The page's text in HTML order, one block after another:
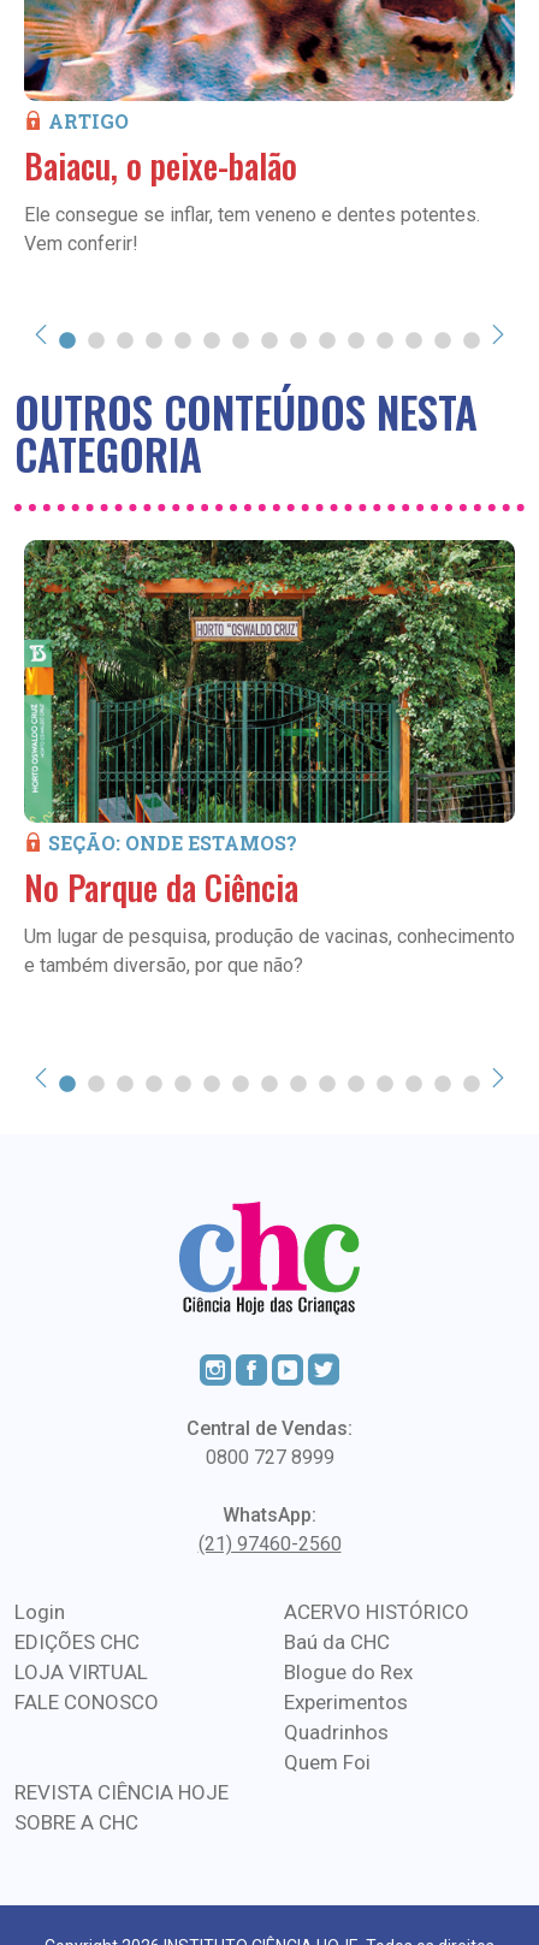
ARTIGO
Baiacu, o peixe-balão
Ele consegue se inflar, tem veneno e dentes potentes.
Vem conferir!
OUTROS CONTEÚDOS NESTA
CATEGORIA
SEÇÃO: ONDE ESTAMOS?
No Parque da Ciência
Um lugar de pesquisa, produção de vacinas, conhecimento
e também diversão, por que não?
Central de Vendas:
0800 727 8999
WhatsApp:
(21) 97460-2560
Login
EDIÇÕES CHC
LOJA VIRTUAL
FALE CONOSCO
ACERVO HISTÓRICO
Baú da CHC
Blogue do Rex
Experimentos
Quadrinhos
Quem Foi
REVISTA CIÊNCIA HOJE
SOBRE A CHC